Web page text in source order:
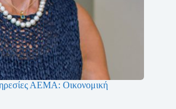
ΑΕΜΑ: Οικονομική